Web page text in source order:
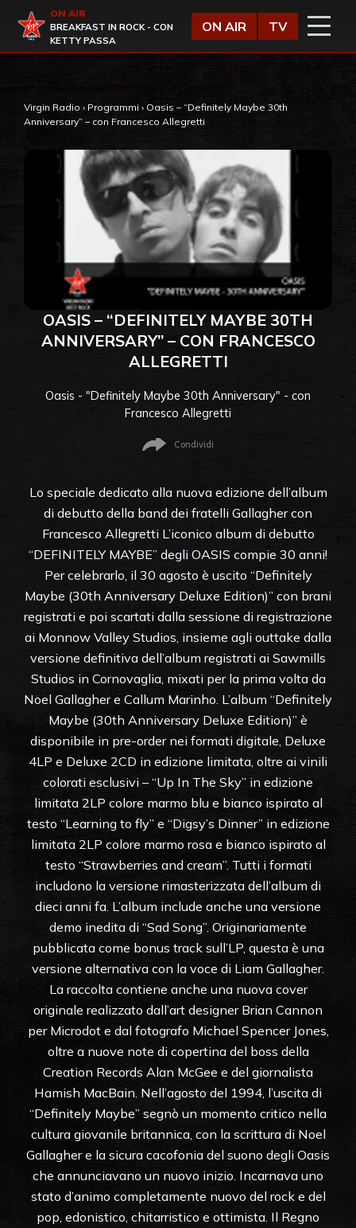
Virgin Radio
ON AIR
BREAKFAST IN ROCK - CON
KETTY PASSA
ON AIR TV
Virgin Radio › Programmi › Oasis – “Definitely Maybe 30th
Anniversary” – con Francesco Allegretti
OASIS – “DEFINITELY MAYBE 30TH
ANNIVERSARY” – CON FRANCESCO
ALLEGRETTI
Oasis - "Definitely Maybe 30th Anniversary" - con
Francesco Allegretti
Condividi
Lo speciale dedicato alla nuova edizione dell’album
di debutto della band dei fratelli Gallagher con
Francesco Allegretti L’iconico album di debutto
“DEFINITELY MAYBE” degli OASIS compie 30 anni!
Per celebrarlo, il 30 agosto è uscito “Definitely
Maybe (30th Anniversary Deluxe Edition)” con brani
registrati e poi scartati dalla sessione di registrazione
ai Monnow Valley Studios, insieme agli outtake dalla
versione definitiva dell’album registrati ai Sawmills
Studios in Cornovaglia, mixati per la prima volta da
Noel Gallagher e Callum Marinho. L’album “Definitely
Maybe (30th Anniversary Deluxe Edition)” è
disponibile in pre-order nei formati digitale, Deluxe
4LP e Deluxe 2CD in edizione limitata, oltre ai vinili
colorati esclusivi – “Up In The Sky” in edizione
limitata 2LP colore marmo blu e bianco ispirato al
testo “Learning to fly” e “Digsy’s Dinner” in edizione
limitata 2LP colore marmo rosa e bianco ispirato al
testo “Strawberries and cream”. Tutti i formati
includono la versione rimasterizzata dell’album di
dieci anni fa. L’album include anche una versione
demo inedita di “Sad Song”. Originariamente
pubblicata come bonus track sull’LP, questa è una
versione alternativa con la voce di Liam Gallagher.
La raccolta contiene anche una nuova cover
originale realizzato dall’art designer Brian Cannon
per Microdot e dal fotografo Michael Spencer Jones,
oltre a nuove note di copertina del boss della
Creation Records Alan McGee e del giornalista
Hamish MacBain. Nell’agosto del 1994, l’uscita di
“Definitely Maybe” segnò un momento critico nella
cultura giovanile britannica, con la scrittura di Noel
Gallagher e la sicura cacofonia del suono degli Oasis
che annunciavano un nuovo inizio. Incarnava uno
stato d’animo completamente nuovo del rock e del
pop, edonistico, chitarristico e ottimista. Il Regno